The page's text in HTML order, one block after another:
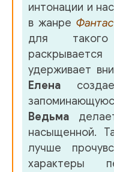
38_Akademija
40_Akademija
интонации и
в жанре
для
удерживает
Елена
Ведьма
насыщенной.
лучше
характеры